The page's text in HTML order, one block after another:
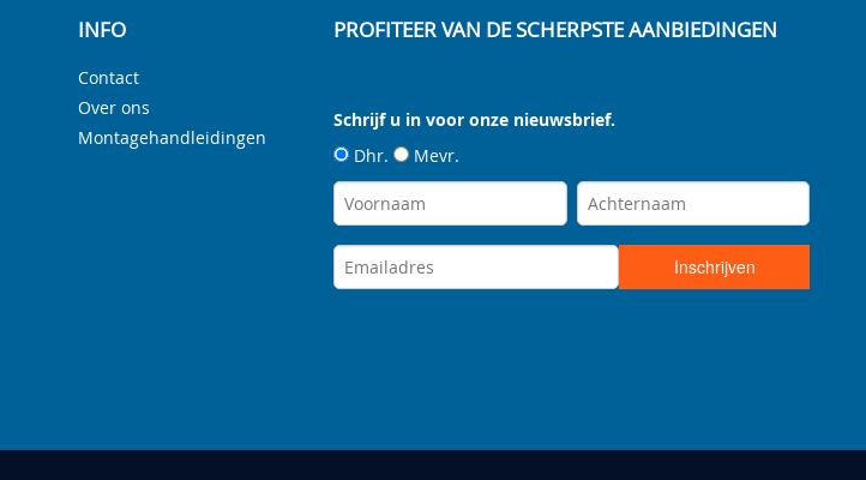
INFO
Contact
Over ons
Montagehandleidingen
PROFITEER VAN DE SCHERPSTE AANBIEDINGEN
Schrijf u in voor onze nieuwsbrief.
Dhr.
Mevr.